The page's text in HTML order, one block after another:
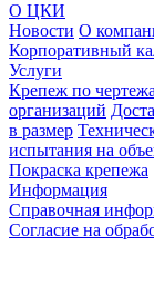
О ЦКИ
Новости О
Корпоративный
Услуги
Крепеж по
организаций
в размер
испытания на
Покраска крепежа
Информация
Справочная
Согласие на